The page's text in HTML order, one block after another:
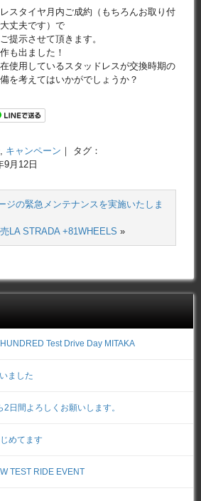
スタイヤ月内ご成約（もちろんお取り付
丈夫です）で
提示させて頂きます。
も出ました！
使用しているスタッドレスが交換時期の
を考えてはいかがでしょうか？
キャンペーン ｜ タグ：
9月12日
ジの緊急メンテナンスを実施いたしま
LA STRADA +81WHEELS »
Test Drive Day MITAKA
ました
日間よろしくお願いします。
めてます
TEST RIDE EVENT